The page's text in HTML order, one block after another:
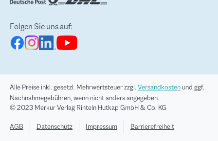
Folgen Sie uns auf:
Alle Preise inkl. gesetzl. Mehrwertsteuer zzgl. Versandkosten und ggf.
Nachnahmegebühren, wenn nicht anders angegeben.
© 2023 Merkur Verlag Rinteln Hutkap GmbH & Co. KG
AGB Datenschutz Impressum Barrierefreiheit